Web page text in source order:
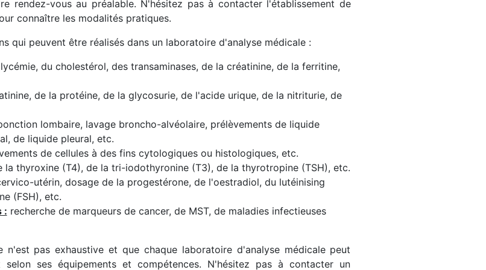
rendez-vous au préalable. N'hésitez pas à contacter l'établissement de
connaître les modalités pratiques.
qui peuvent être réalisés dans un laboratoire d'analyse médicale :
du cholestérol, des transaminases, de la créatinine, de la ferritine,
de la protéine, de la glycosurie, de l'acide urique, de la nitriturie, de
lombaire, lavage broncho-alvéolaire, prélèvements de liquide
de liquide pleural, etc.
de cellules à des fins cytologiques ou histologiques, etc.
la thyroxine (T4), de la tri-iodothyronine (T3), de la thyrotropine (TSH), etc.
utérin, dosage de la progestérone, de l'oestradiol, du lutéinising
(FSH), etc.
: recherche de marqueurs de cancer, de MST, de maladies infectieuses
pas exhaustive et que chaque laboratoire d'analyse médicale peut
ses équipements et compétences. N'hésitez pas à contacter un